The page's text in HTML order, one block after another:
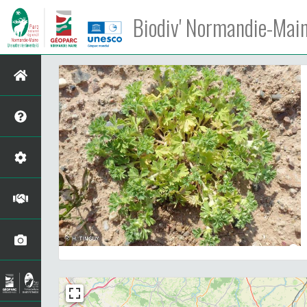
Biodiv' Normandie-